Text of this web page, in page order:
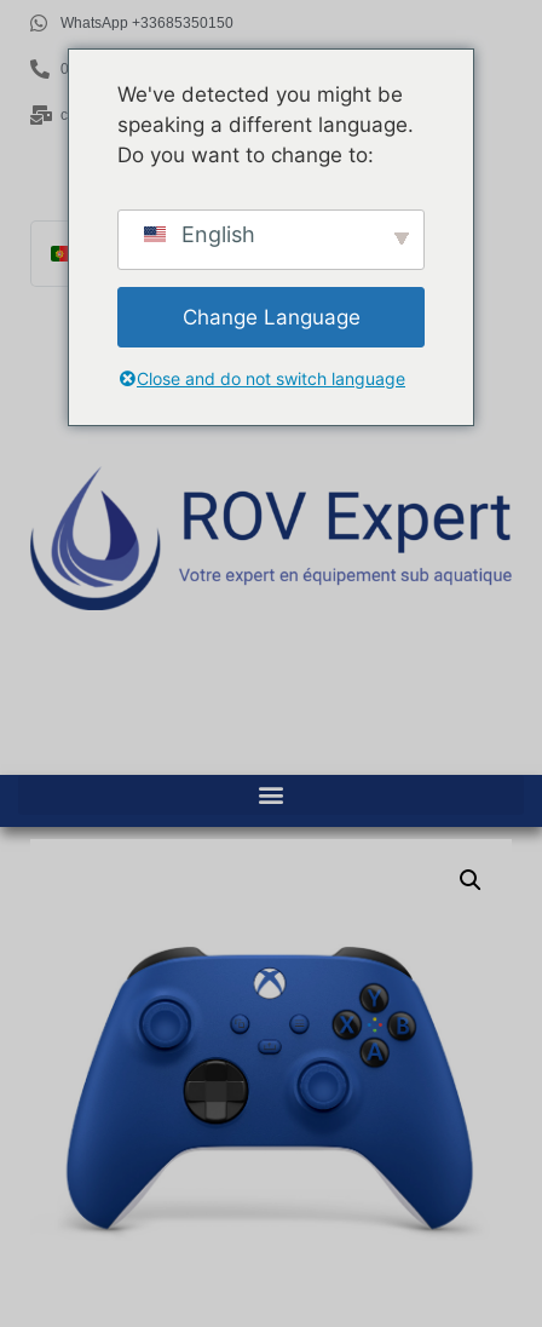
WhatsApp +33685350150
06 85 35 01 50
contact@rov-expert.com
Français
Español
Deutsch
Ελληνικά
We've detected you might be
speaking a different language.
Do you want to change to:
English
Change Language
Close and do not switch language